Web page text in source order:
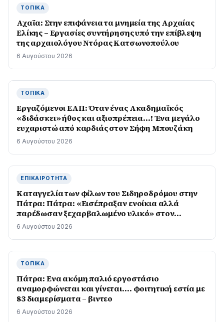
ΤΟΠΙΚΆ
Αχαϊα: Στην επιφάνεια τα μνημεία της Αρχαίας
Ελίκης – Εργασίες συντήρησης υπό την επίβλεψη
της αρχαιολόγου Ντόρας Κατσωνοπούλου
6 Αυγούστου 2026
ΤΟΠΙΚΆ
Εργαζόμενοι ΕΑΠ: Όταν ένας Ακαδημαϊκός
«διδάσκει» ήθος και αξιοπρέπεια…! Ένα μεγάλο
ευχαριστώ από καρδιάς στον Σήφη Μπουζάκη
6 Αυγούστου 2026
ΕΠΙΚΑΙΡΌΤΗΤΑ
Καταγγελία των φίλων του Σιδηροδρόμου στην
Πάτρα: Πάτρα: «Εισέπραξαν ενοίκια αλλά
παρέδωσαν ξεχαρβαλωμένο υλικό» στον
Προαστιακό
6 Αυγούστου 2026
ΤΟΠΙΚΆ
Πάτρα: Ενα ακόμη παλιό εργοστάσιο
αναμορφώνεται και γίνεται…. φοιτητική εστία με
83 διαμερίσματα – βιντεο
6 Αυγούστου 2026